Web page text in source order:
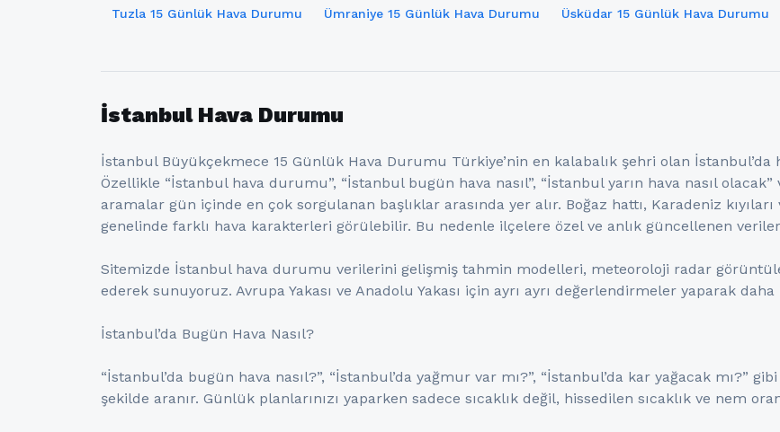
Tuzla 15 Günlük Hava Durumu
Ümraniye 15 Günlük Hava Durumu Üsküdar 15 Günlük Hava Durumu
İstanbul Hava Durumu
İstanbul Büyükçekmece 15 Günlük Hava Durumu Türkiye’nin en kalabalık şehri olan
Özellikle “İstanbul hava durumu”, “İstanbul bugün hava nasıl”, “İstanbul yarın hava nasıl
aramalar gün içinde en çok sorgulanan başlıklar arasında yer alır. Boğaz hattı, Karadeniz
genelinde farklı hava karakterleri görülebilir. Bu nedenle ilçelere özel ve anlık güncellenen
Sitemizde İstanbul hava durumu verilerini gelişmiş tahmin modelleri, meteoroloji radar
ederek sunuyoruz. Avrupa Yakası ve Anadolu Yakası için ayrı ayrı değerlendirmeler yaparak
İstanbul’da Bugün Hava Nasıl?
“İstanbul’da bugün hava nasıl?”, “İstanbul’da yağmur var mı?”, “İstanbul’da kar yağacak mı?”
şekilde aranır. Günlük planlarınızı yaparken sadece sıcaklık değil, hissedilen sıcaklık ve nem